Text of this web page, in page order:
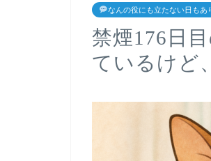
なんの役にも立たない日もあ
禁煙176日
ているけど